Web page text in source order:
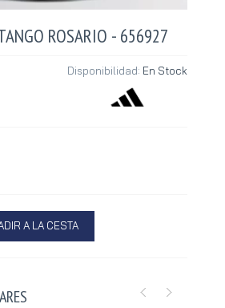
ROSARIO - 656927
Disponibilidad: En Stock
A LA CESTA